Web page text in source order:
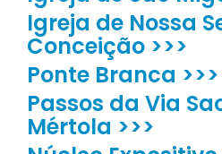
Igreja de Nossa
Conceição >>>
Ponte Branca >>>
Passos da Via
Mértola >>>